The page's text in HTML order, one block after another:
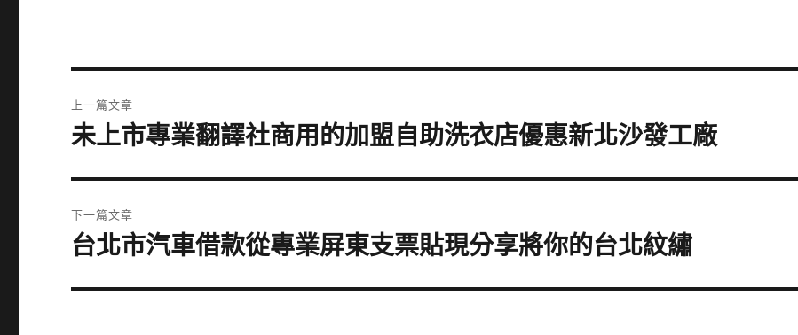
章
上一篇文章
上
篇
文
章:
未上市專業翻譯社商用的加盟自助洗衣店優惠新北沙發工廠
下一篇文章
下
篇
台北市汽車借款從專業屏東支票貼現分享將你的台北紋繡